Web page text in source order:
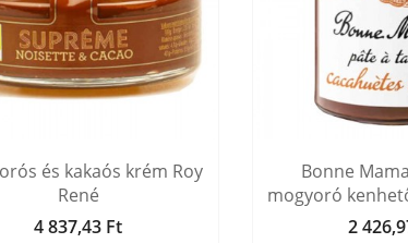
és kakaós krém Roy
René
Ár
4 837,43 Ft
Bonne
mogyoró
Ár
2